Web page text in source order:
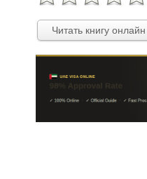
Читать книгу